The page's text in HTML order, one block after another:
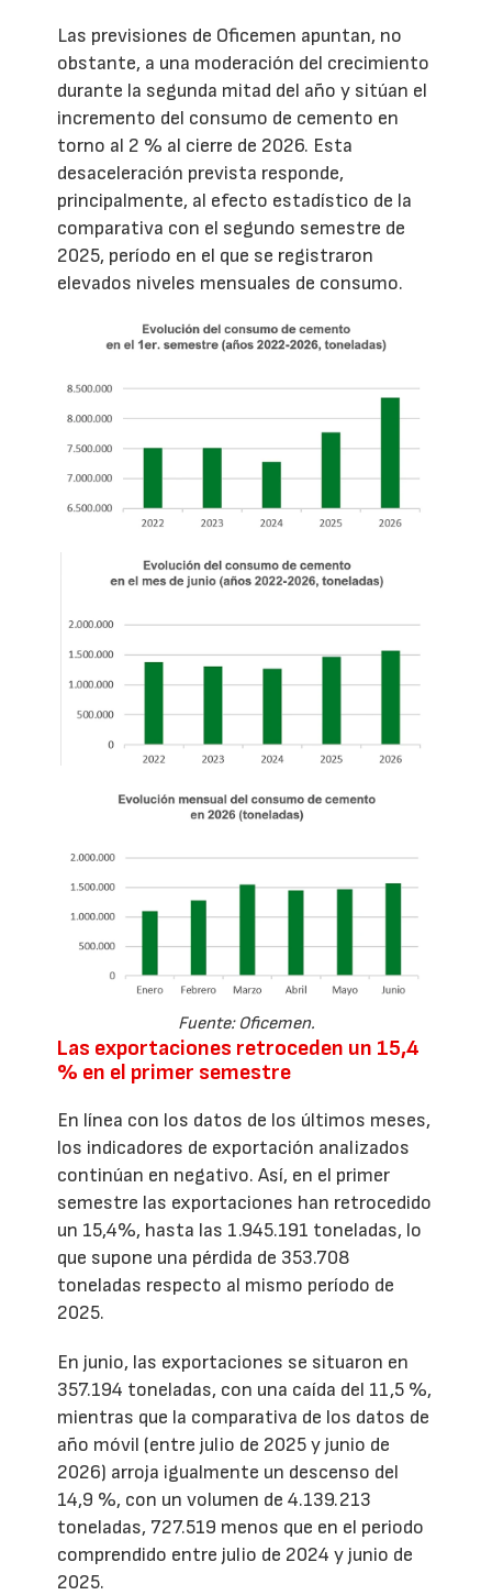
Las previsiones de Oficemen apuntan, no
obstante, a una moderación del crecimiento
durante la segunda mitad del año y sitúan el
incremento del consumo de cemento en
torno al 2 % al cierre de 2026. Esta
desaceleración prevista responde,
principalmente, al efecto estadístico de la
comparativa con el segundo semestre de
2025, período en el que se registraron
elevados niveles mensuales de consumo.
Fuente: Oficemen.
Las exportaciones retroceden un 15,4
% en el primer semestre
En línea con los datos de los últimos meses,
los indicadores de exportación analizados
continúan en negativo. Así, en el primer
semestre las exportaciones han retrocedido
un 15,4%, hasta las 1.945.191 toneladas, lo
que supone una pérdida de 353.708
toneladas respecto al mismo período de
2025.
En junio, las exportaciones se situaron en
357.194 toneladas, con una caída del 11,5 %,
mientras que la comparativa de los datos de
año móvil (entre julio de 2025 y junio de
2026) arroja igualmente un descenso del
14,9 %, con un volumen de 4.139.213
toneladas, 727.519 menos que en el periodo
comprendido entre julio de 2024 y junio de
2025.